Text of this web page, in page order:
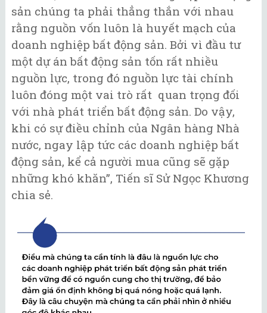
sản chúng ta phải thẳng thắn với nhau
rằng nguồn vốn luôn là huyết mạch của
doanh nghiệp bất động sản. Bởi vì đầu tư
một dự án bất động sản tốn rất nhiều
nguồn lực, trong đó nguồn lực tài chính
luôn đóng một vai trò rất quan trọng đối
với nhà phát triển bất động sản. Do vậy,
khi có sự điều chỉnh của Ngân hàng Nhà
nước, ngay lập tức các doanh nghiệp bất
động sản, kể cả người mua cũng sẽ gặp
những khó khăn”, Tiến sĩ Sử Ngọc Khương
chia sẻ.